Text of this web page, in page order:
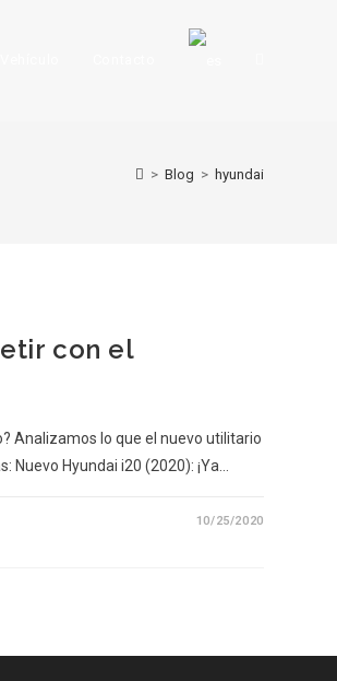
> Blog > hyundai
con el
Analizamos lo que el nuevo utilitario
Hyundai i20 (2020): ¡Ya…
10/25/2020